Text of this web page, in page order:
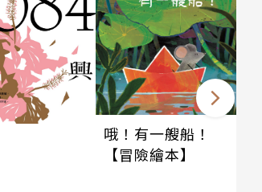
哦！有一艘船！
【冒險繪本】